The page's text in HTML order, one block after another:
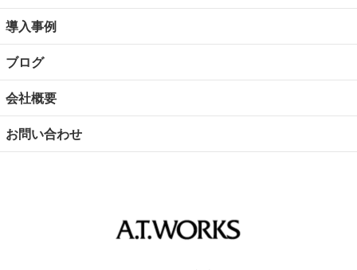
導入事例
ブログ
会社概要
お問い合わせ